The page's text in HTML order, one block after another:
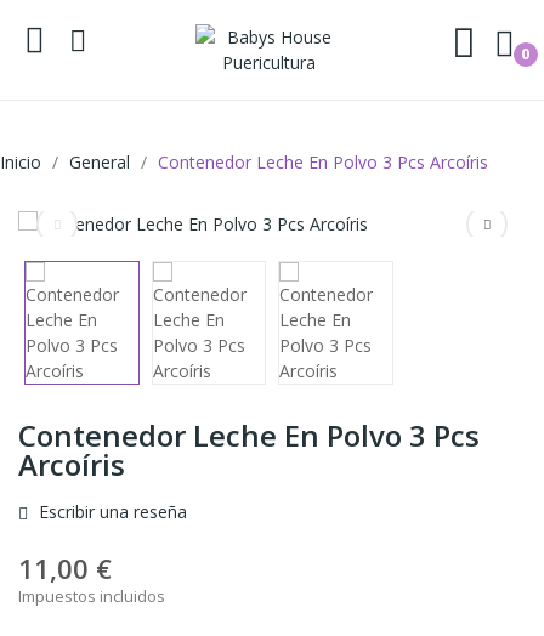
0
Inicio General Contenedor Leche En Polvo 3 Pcs Arcoíris
Contenedor Leche En Polvo 3 Pcs
Arcoíris
Escribir una reseña
11,00 €
Impuestos incluidos